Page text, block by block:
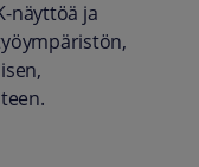
näyttöä ja